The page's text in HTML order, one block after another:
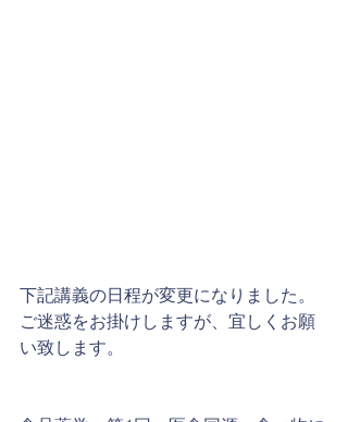
下記講義の日程が変更になりました。
ご迷惑をお掛けしますが、宜しくお願
い致します。